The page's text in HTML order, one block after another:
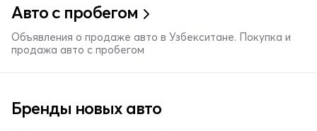
Авто с пробегом
Объявления о продаже авто в Узбекситане. Покупка и
продажа авто с пробегом
Бренды новых авто